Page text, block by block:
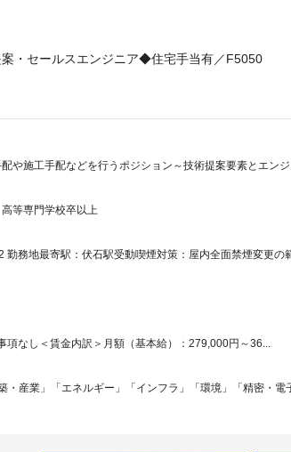
案・セールスエンジニア◆住宅手当有／F5050
や施工手配などを行うポジション～技術提案要素とエン
等専門学校卒以上
務地最寄駅：伏石駅受動喫煙対策：屋内全面禁煙変更の
なし＜賃金内訳＞月額（基本給）：279,000円～36...
産業」「エネルギー」「インフラ」「環境」「精密・電